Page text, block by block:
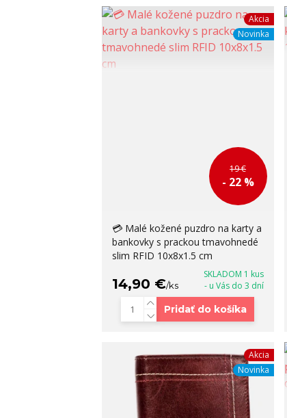
Akcia
Novinka
19 €
- 22 %
💳 Malé kožené puzdro na karty a
bankovky s prackou tmavohnedé
slim RFID 10x8x1.5 cm
14,90 €/ks
SKLADOM 1 kus
- u Vás do 3 dní
Pridať do košíka
Akcia
Novinka